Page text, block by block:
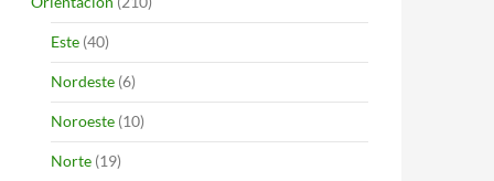
Este (40)
Nordeste (6)
Noroeste (10)
Norte (19)